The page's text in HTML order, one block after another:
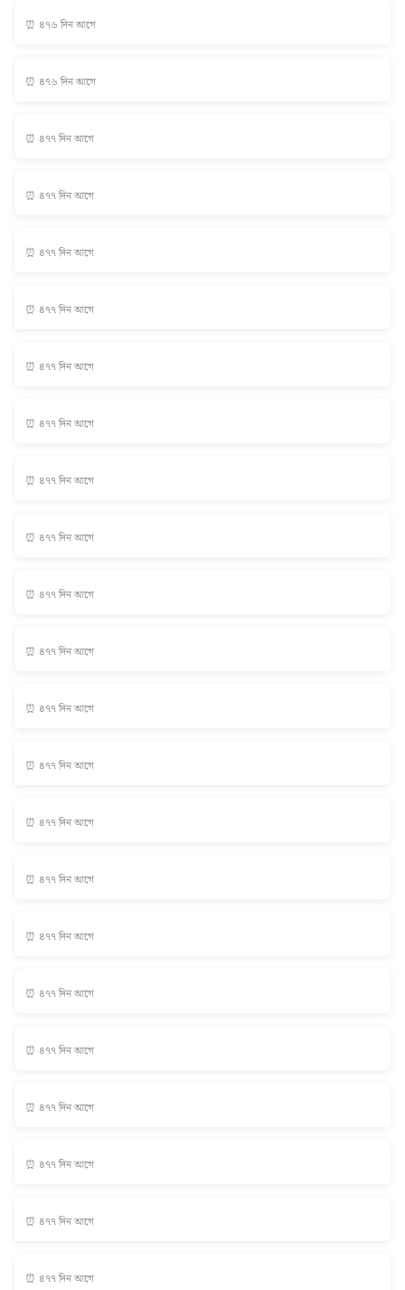
⏰ ৪৭৬ দিন আগে
⏰ ৪৭৬ দিন আগে
⏰ ৪৭৭ দিন আগে
⏰ ৪৭৭ দিন আগে
⏰ ৪৭৭ দিন আগে
⏰ ৪৭৭ দিন আগে
⏰ ৪৭৭ দিন আগে
⏰ ৪৭৭ দিন আগে
⏰ ৪৭৭ দিন আগে
⏰ ৪৭৭ দিন আগে
⏰ ৪৭৭ দিন আগে
⏰ ৪৭৭ দিন আগে
⏰ ৪৭৭ দিন আগে
⏰ ৪৭৭ দিন আগে
⏰ ৪৭৭ দিন আগে
⏰ ৪৭৭ দিন আগে
⏰ ৪৭৭ দিন আগে
⏰ ৪৭৭ দিন আগে
⏰ ৪৭৭ দিন আগে
⏰ ৪৭৭ দিন আগে
⏰ ৪৭৭ দিন আগে
⏰ ৪৭৭ দিন আগে
⏰ ৪৭৭ দিন আগে